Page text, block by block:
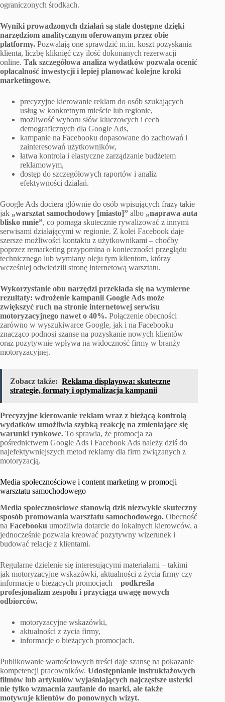
ograniczonych środkach.
Wyniki prowadzonych działań są stale dostępne dzięki
narzędziom analitycznym oferowanym przez obie
platformy. Pozwalają one sprawdzić m.in. koszt pozyskania
klienta, liczbę kliknięć czy ilość dokonanych rezerwacji
online. Tak szczegółowa analiza wydatków pozwala ocenić
opłacalność inwestycji i lepiej planować kolejne kroki
marketingowe.
precyzyjne kierowanie reklam do osób szukających
usług w konkretnym mieście lub regionie,
możliwość wyboru słów kluczowych i cech
demograficznych dla Google Ads,
kampanie na Facebooku dopasowane do zachowań i
zainteresowań użytkowników,
łatwa kontrola i elastyczne zarządzanie budżetem
reklamowym,
dostęp do szczegółowych raportów i analiz
efektywności działań.
Google Ads dociera głównie do osób wpisujących frazy takie
jak „warsztat samochodowy [miasto]” albo „naprawa auta
blisko mnie”, co pomaga skutecznie rywalizować z innymi
serwisami działającymi w regionie. Z kolei Facebook daje
szersze możliwości kontaktu z użytkownikami – choćby
poprzez remarketing przypomina o konieczności przeglądu
technicznego lub wymiany oleju tym klientom, którzy
wcześniej odwiedzili stronę internetową warsztatu.
Wykorzystanie obu narzędzi przekłada się na wymierne
rezultaty: wdrożenie kampanii Google Ads może
zwiększyć ruch na stronie internetowej serwisu
motoryzacyjnego nawet o 40%. Połączenie obecności
zarówno w wyszukiwarce Google, jak i na Facebooku
znacząco podnosi szanse na pozyskanie nowych klientów
oraz pozytywnie wpływa na widoczność firmy w branży
motoryzacyjnej.
Zobacz także: Reklama displayowa: skuteczne
strategie, formaty i optymalizacja kampanii
Precyzyjne kierowanie reklam wraz z bieżącą kontrolą
wydatków umożliwia szybką reakcję na zmieniające się
warunki rynkowe. To sprawia, że promocja za
pośrednictwem Google Ads i Facebook Ads należy dziś do
najefektywniejszych metod reklamy dla firm związanych z
motoryzacją.
Media społecznościowe i content marketing w promocji
warsztatu samochodowego
Media społecznościowe stanowią dziś niezwykle skuteczny
sposób promowania warsztatu samochodowego. Obecność
na Facebooku umożliwia dotarcie do lokalnych kierowców, a
jednocześnie pozwala kreować pozytywny wizerunek i
budować relacje z klientami.
Regularne dzielenie się interesującymi materiałami – takimi
jak motoryzacyjne wskazówki, aktualności z życia firmy czy
informacje o bieżących promocjach – podkreśla
profesjonalizm zespołu i przyciąga uwagę nowych
odbiorców.
motoryzacyjne wskazówki,
aktualności z życia firmy,
informacje o bieżących promocjach.
Publikowanie wartościowych treści daje szansę na pokazanie
kompetencji pracowników. Udostępnianie instruktażowych
filmów lub artykułów wyjaśniających najczęstsze usterki
nie tylko wzmacnia zaufanie do marki, ale także
motywuje klientów do ponownych wizyt.